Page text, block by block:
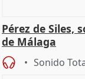
Pérez de Siles,
de Málaga
Sonido